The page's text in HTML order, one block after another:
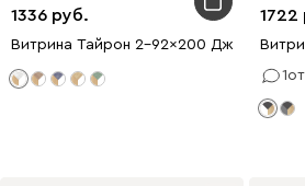
1336
Витрина Тайрон 2-92x200 Джунгли ​
1722
1